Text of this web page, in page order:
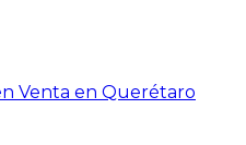
Venta en Querétaro